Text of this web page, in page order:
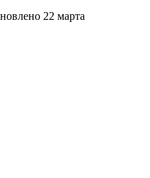
22 марта